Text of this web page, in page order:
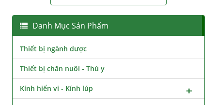
Danh Mục Sản Phẩm
Thiết bị ngành dược
Thiết bị chăn nuôi - Thú y
Kính hiển vi - Kính lúp